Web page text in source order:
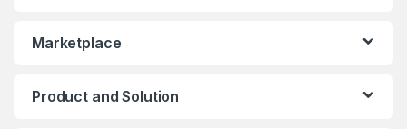
Marketplace
Product and Solution